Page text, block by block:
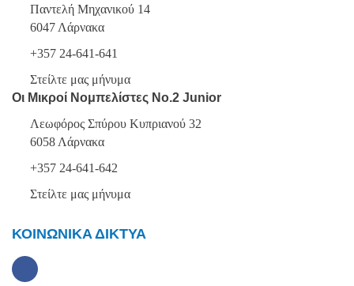
Παντελή Μηχανικού 14
6047 Λάρνακα
+357 24-641-641
Στείλτε μας μήνυμα
Οι Μικροί Νομπελίστες Νο.2 Junior
Λεωφόρος Σπύρου Κυπριανού 32
6058 Λάρνακα
+357 24-641-642
Στείλτε μας μήνυμα
ΚΟΙΝΩΝΙΚΑ ΔΙΚΤΥΑ